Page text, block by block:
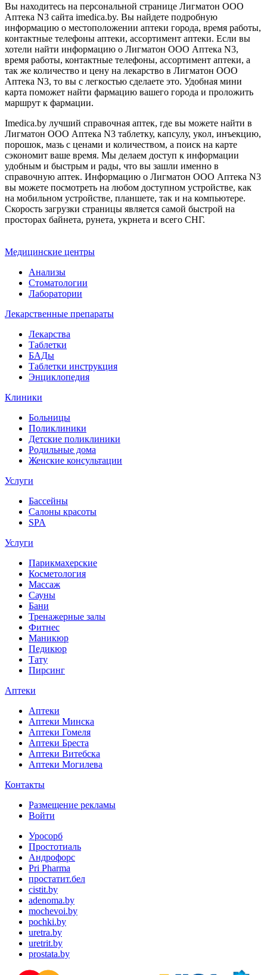
Вы находитесь на персональной странице Лигматон ООО
Аптека N3 сайта imedica.by. Вы найдете подробную
информацию о местоположении аптеки города, время работы,
контактные телефоны аптеки, ассортимент аптеки. Если вы
хотели найти информацию о Лигматон ООО Аптека N3,
время работы, контактные телефоны, ассортимент аптеки, а
так же количество и цену на лекарство в Лигматон ООО
Аптека N3, то вы с легкостью сделаете это. Удобная мини
карта поможет найти фармацию вашего города и проложить
маршрут к фармации.
Imedica.by лучший справочная аптек, где вы можете найти в
Лигматон ООО Аптека N3 таблетку, капсулу, укол, инъекцию,
порошок, мазь с ценами и количеством, а поиск на карте
сэкономит ваше время. Мы делаем доступ к информации
удобным и быстрым и рады, что вы зашли именно в
справочную аптек. Информацию о Лигматон ООО Аптека N3
вы можете посмотреть на любом доступном устройстве, как
на мобильном устройстве, планшете, так и на компьютере.
Скорость загрузки страницы является самой быстрой на
просторах байнета, рунета, укрнета и всего СНГ.
Медицинские центры
Анализы
Стоматологии
Лаборатории
Лекарственные препараты
Лекарства
Таблетки
БАДы
Таблетки инструкция
Энциклопедия
Клиники
Больницы
Поликлиники
Детские поликлиники
Родильные дома
Женские консультации
Услуги
Бассейны
Салоны красоты
SPA
Услуги
Парикмахерские
Косметология
Массаж
Сауны
Бани
Тренажерные залы
Фитнес
Маникюр
Педикюр
Тату
Пирсинг
Аптеки
Аптеки
Аптеки Минска
Аптеки Гомеля
Аптеки Бреста
Аптеки Витебска
Аптеки Могилева
Контакты
Размещение рекламы
Войти
Уросорб
Простотиаль
Андрофорс
Pri Pharma
простатит.бел
cistit.by
adenoma.by
mochevoi.by
pochki.by
uretra.by
uretrit.by
prostata.by